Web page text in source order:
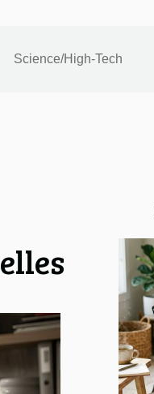
Science/High-Tech